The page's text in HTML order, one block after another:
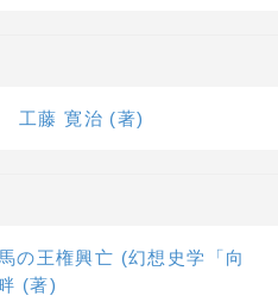
工藤 寛治 (著)
の王権興亡 (幻想史学「向
(著)